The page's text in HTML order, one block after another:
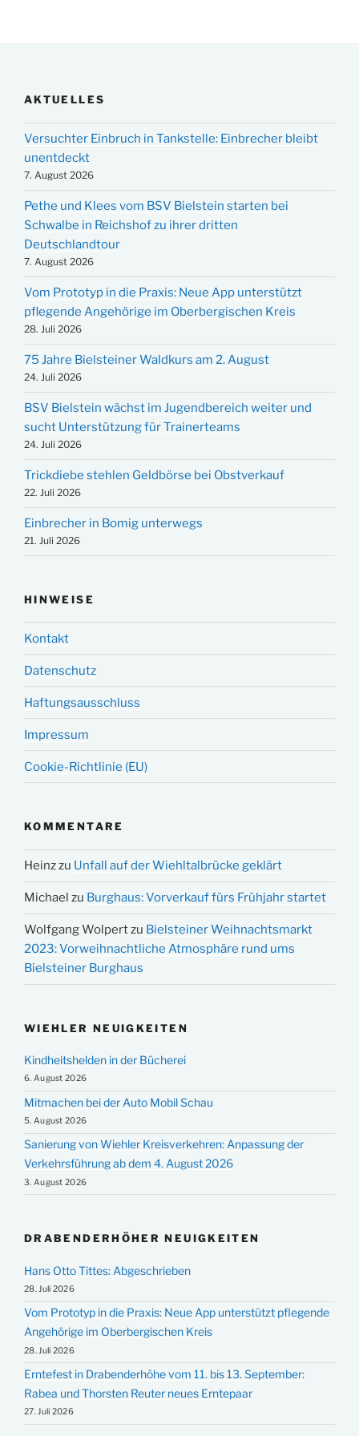
AKTUELLES
Versuchter Einbruch in Tankstelle: Einbrecher bleibt
unentdeckt
7. August 2026
Pethe und Klees vom BSV Bielstein starten bei
Schwalbe in Reichshof zu ihrer dritten
Deutschlandtour
7. August 2026
Vom Prototyp in die Praxis: Neue App unterstützt
pflegende Angehörige im Oberbergischen Kreis
28. Juli 2026
75 Jahre Bielsteiner Waldkurs am 2. August
24. Juli 2026
BSV Bielstein wächst im Jugendbereich weiter und
sucht Unterstützung für Trainerteams
24. Juli 2026
Trickdiebe stehlen Geldbörse bei Obstverkauf
22. Juli 2026
Einbrecher in Bomig unterwegs
21. Juli 2026
HINWEISE
Kontakt
Datenschutz
Haftungsausschluss
Impressum
Cookie-Richtlinie (EU)
KOMMENTARE
Heinzzu Unfall auf der Wiehltalbrücke geklärt
Michael zu Burghaus: Vorverkauf fürs Frühjahr startet
Wolfgang Wolpertzu Bielsteiner Weihnachtsmarkt
2023: Vorweihnachtliche Atmosphäre rund ums
Bielsteiner Burghaus
WIEHLER NEUIGKEITEN
Kindheitshelden in der Bücherei
6. August 2026
Mitmachen bei der Auto Mobil Schau
5. August 2026
Sanierung von Wiehler Kreisverkehren: Anpassung der
Verkehrsführung ab dem 4. August 2026
3. August 2026
DRABENDERHÖHER NEUIGKEITEN
Hans Otto Tittes: Abgeschrieben
28. Juli 2026
Vom Prototyp in die Praxis: Neue App unterstützt pflegende
Angehörige im Oberbergischen Kreis
28. Juli 2026
Erntefest in Drabenderhöhe vom 11. bis 13. September:
Rabea und Thorsten Reuter neues Erntepaar
27. Juli 2026